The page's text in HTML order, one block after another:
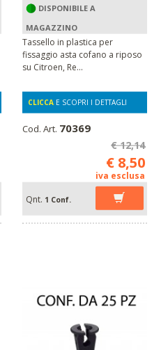
DISPONIBILE A
MAGAZZINO
Tassello in plastica per
fissaggio asta cofano a riposo
su Citroen, Re...
CLICCA E SCOPRI I DETTAGLI
Cod. Art. 70369
€ 12,14
€ 8,50
iva esclusa
Qnt. 1 Conf.